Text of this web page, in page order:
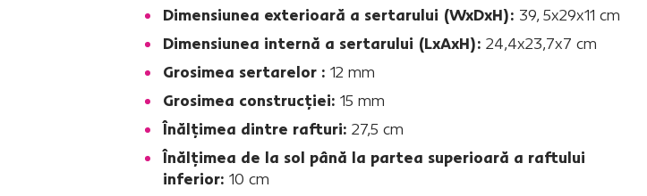
Dimensiunea exterioară a sertarului (WxDxH): 39, 5x29x11 cm
Dimensiunea internă a sertarului (LxAxH): 24,4x23,7x7 cm
Grosimea sertarelor : 12 mm
Grosimea construcţiei: 15 mm
Înălţimea dintre rafturi: 27,5 cm
Înălţimea de la sol până la partea superioară a raftului
inferior: 10 cm